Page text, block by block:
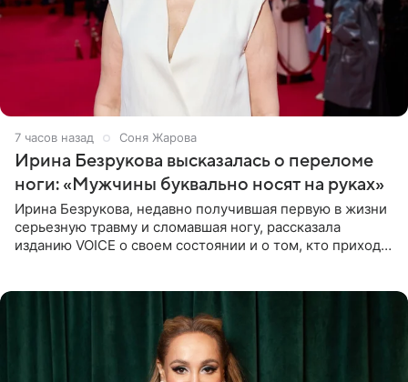
7 часов назад Соня Жарова
Ирина Безрукова высказалась о переломе
ноги: «Мужчины буквально носят на руках»
Ирина Безрукова, недавно получившая первую в жизни
серьезную травму и сломавшая ногу, рассказала
изданию VOICE о своем состоянии и о том, кто приходит